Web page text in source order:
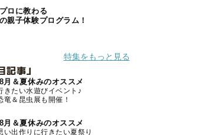
ロに教わる
親子体験プログラム！
特集をもっと見る
事」
8月＆夏休みのオススメ
きたい水遊びイベント♪
竜＆昆虫展も開催！
8月＆夏休みのオススメ
い出作りに行きたい夏祭り